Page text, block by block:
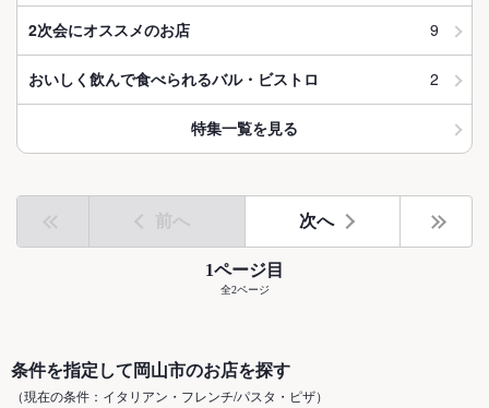
2次会にオススメのお店 9
おいしく飲んで食べられるバル・ビストロ 2
特集一覧を見る
前へ 次へ
1ページ目
全2ページ
条件を指定して岡山市のお店を探す
（現在の条件：イタリアン・フレンチ/パスタ・ピザ）